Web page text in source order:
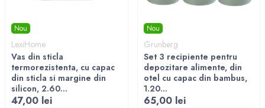
Nou
LexiHome
Vas din sticla
termorezistenta, cu capac
din sticla si margine din
silicon, 2.60...
47,00 lei
Nou
Grunberg
Set 3 recipiente pentru
depozitare alimente, din
otel cu capac din bambus,
1.20...
65,00 lei